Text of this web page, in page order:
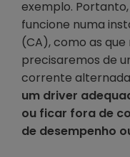
exemplo. Portanto,
funcione numa
(CA), como as
precisaremos de
corrente
um driver
ou ficar fora de
de desempenho